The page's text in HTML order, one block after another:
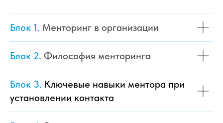
Блок 1. Менторинг в организации
Блок 2. Философия менторинга
Блок 3. Ключевые навыки ментора при
установлении контакта